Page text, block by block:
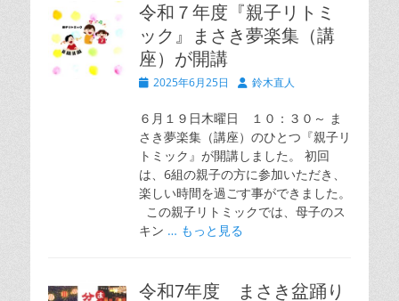
令和７年度『親子リトミ
ック』まさき夢楽集（講
座）が開講
投
日
2025年6月25日
投 鈴木直人
６月１９日木曜日 １０：３０～ ま
さき夢楽集（講座）のひとつ『親子リ
トミック』が開講しました。 初回
は、6組の親子の方に参加いただき、
楽しい時間を過ごす事ができました。
この親子リトミックでは、母子のス
キン … もっと見る
令和7年度 まさき盆踊り